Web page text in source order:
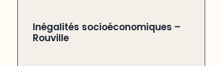
Inégalités socioéconomiques –
Rouville